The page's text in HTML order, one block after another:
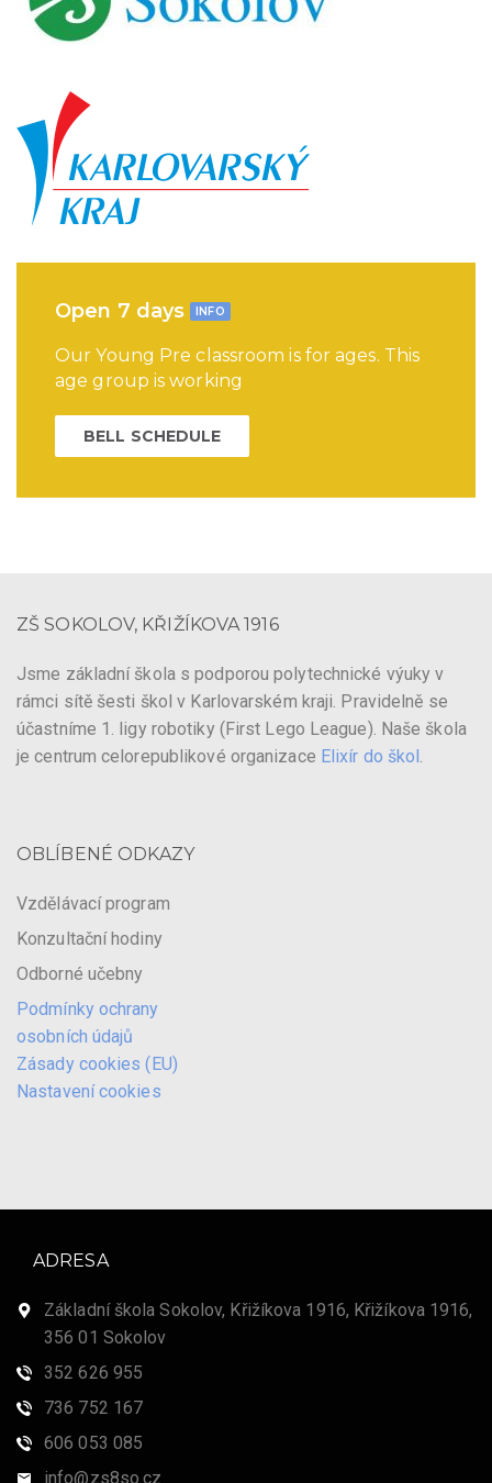
Open 7 days INFO
Our Young Pre classroom is for ages. This
age group is working
BELL SCHEDULE
ZŠ SOKOLOV, KŘIŽÍKOVA 1916
Jsme základní škola s podporou polytechnické výuky v
rámci sítě šesti škol v Karlovarském kraji. Pravidelně se
účastníme 1. ligy robotiky (First Lego League). Naše škola
je centrum celorepublikové organizace Elixír do škol .
OBLÍBENÉ ODKAZY
Vzdělávací program
Konzultační hodiny
Odborné učebny
Podmínky ochrany
osobních údajů
Zásady cookies (EU)
Nastavení cookies
ADRESA
Základní škola Sokolov, Křižíkova 1916, Křižíkova 1916,
356 01 Sokolov
352 626 955
736 752 167
606 053 085
info@zs8so.cz